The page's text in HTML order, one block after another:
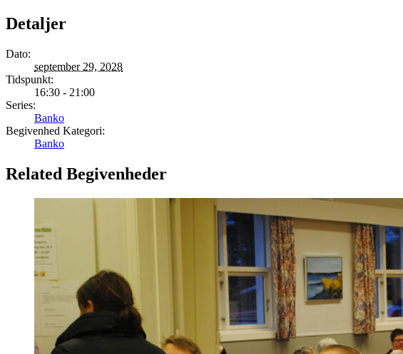
Detaljer
Dato:
september 29, 2028
Tidspunkt:
16:30 - 21:00
Series:
Banko
Begivenhed Kategori:
Banko
Related Begivenheder